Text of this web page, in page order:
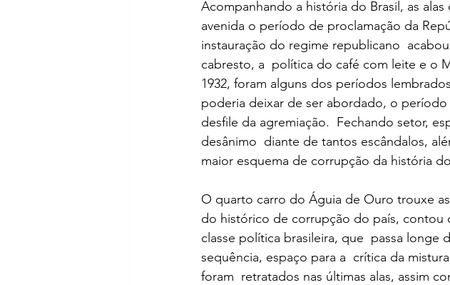
Acompanhando a história do Brasil, as
avenida o período de proclamação da
instauração do regime republicano
cabresto, a  política do café com leite e o
1932, foram alguns dos períodos
poderia deixar de ser abordado, o
desfile da agremiação.  Fechando setor,
desânimo  diante de tantos escândalos,
maior esquema de corrupção da história
O quarto carro do Águia de Ouro trouxe
do histórico de corrupção do país, contou
classe política brasileira, que  passa longe
sequência, espaço para a  crítica da
foram  retratados nas últimas alas, assim